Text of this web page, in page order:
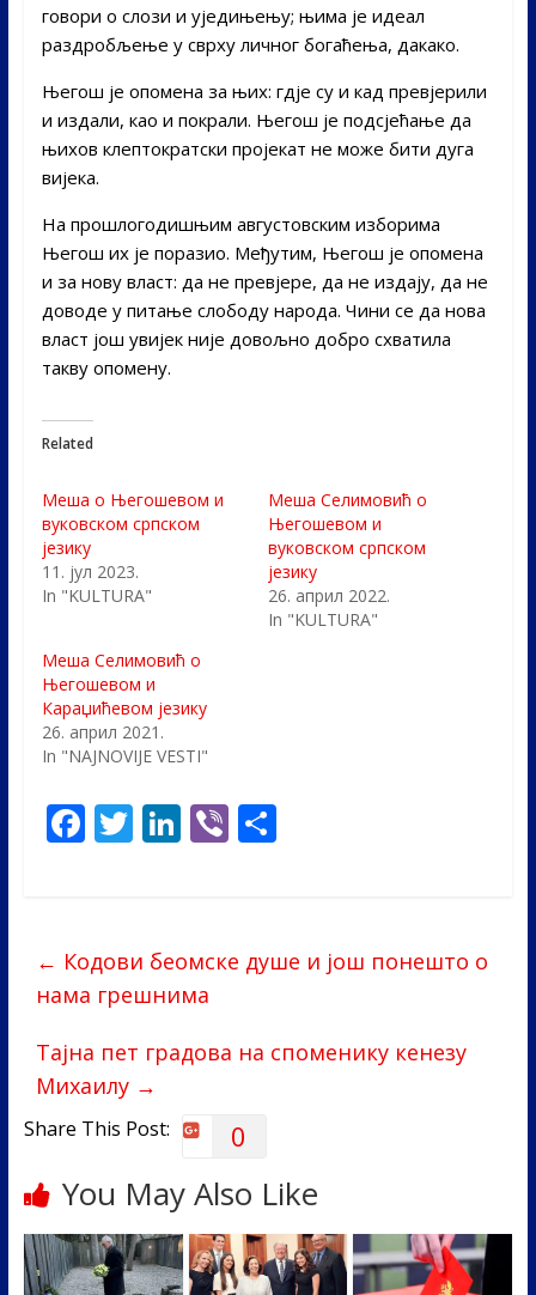
говори о слози и уједињењу; њима је идеал
раздробљење у сврху личног богаћења, дакако.
Његош је опомена за њих: гдје су и кад превјерили
и издали, као и покрали. Његош је подсјећање да
њихов клептократски пројекат не може бити дуга
вијека.
На прошлогодишњим августовским изборима
Његош их је поразио. Међутим, Његош је опомена
и за нову власт: да не превјере, да не издају, да не
доводе у питање слободу народа. Чини се да нова
власт још увијек није довољно добро схватила
такву опомену.
Related
Меша о Његошевом и
вуковском српском
језику
11. јул 2023.
In "KULTURA"
Меша Селимовић о
Његошевом и
вуковском српском
језику
26. април 2022.
In "KULTURA"
Меша Селимовић о
Његошевом и
Караџићевом језику
26. април 2021.
In "NAJNOVIJE VESTI"
F
ac
o
o
k
T
w
Li
n
dI
n
Vi
b
S
← Кодови беомске душе и још понешто о
нама грешнима
Тајна пет градова на споменику кенезу
Михаилу →
Share This Post: 0
You May Also Like